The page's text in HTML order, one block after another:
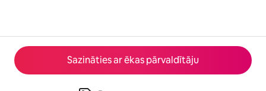
Sazināties ar ēkas pārvaldītāju